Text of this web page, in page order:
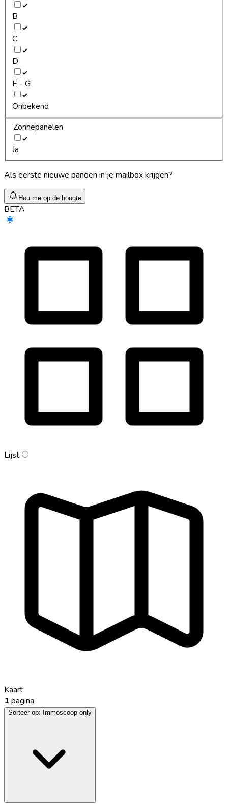
B
C
D
E - G
Onbekend
Zonnepanelen
Ja
Als eerste nieuwe panden in je mailbox krijgen?
Hou me op de hoogte
BETA
Lijst
Kaart
1 pagina
Sorteer op: Immoscoop only